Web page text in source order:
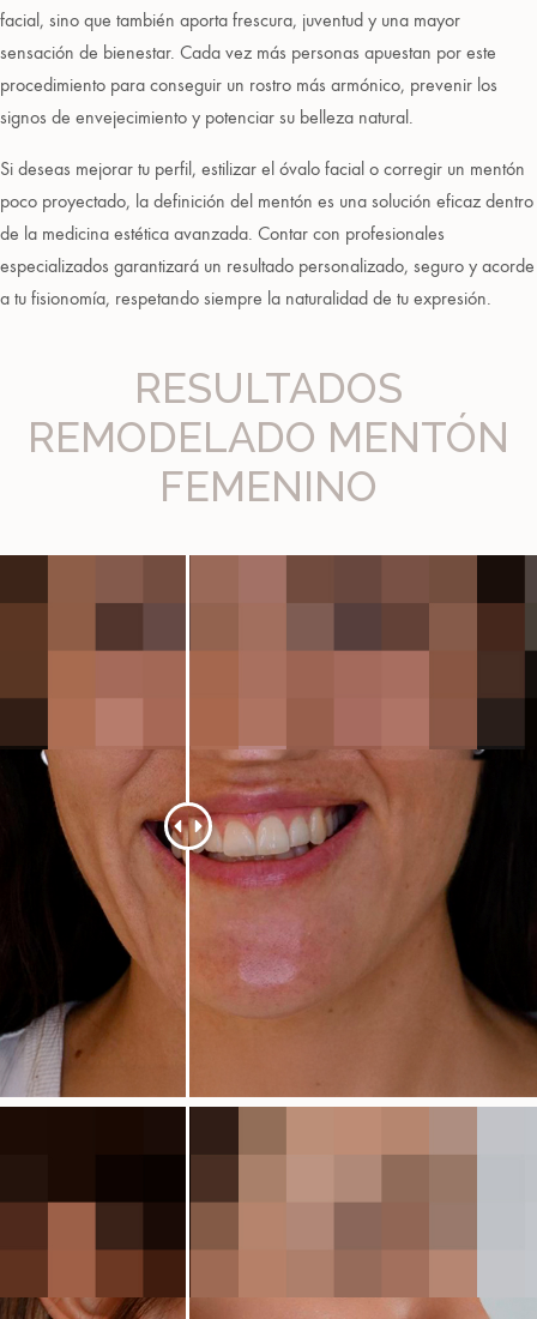
facial, sino que también aporta frescura, juventud y una mayor
sensación de bienestar. Cada vez más personas apuestan por este
procedimiento para conseguir un rostro más armónico, prevenir los
signos de envejecimiento y potenciar su belleza natural.
Si deseas mejorar tu perfil, estilizar el óvalo facial o corregir un mentón
poco proyectado, la definición del mentón es una solución eficaz dentro
de la medicina estética avanzada. Contar con profesionales
especializados garantizará un resultado personalizado, seguro y acorde
a tu fisionomía, respetando siempre la naturalidad de tu expresión.
RESULTADOS
REMODELADO MENTÓN
FEMENINO